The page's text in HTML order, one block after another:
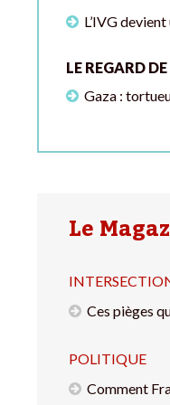
L’IVG
LE REGARD
Gaza :
Le
Ces pièges
POLITIQUE
Comment